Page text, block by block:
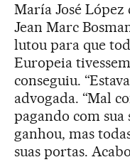
María José
Jean Marc
lutou para que
Europeia
conseguiu.
advogada. “Mal
pagando com sua
ganhou, mas
suas portas.